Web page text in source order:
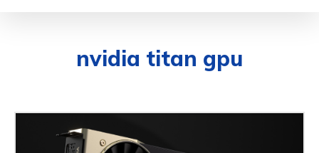
nvidia titan gpu